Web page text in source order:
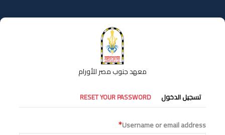
إلى
المحتوى
معهد جنوب مصر للأورام
التبويبات
الأساسية
تسجيل الدخول RESET YOUR PASSWORD
Username or email address